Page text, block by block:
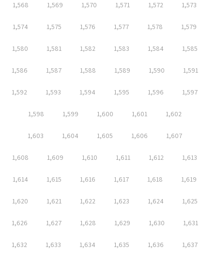
1,568 1,569 1,570 1,571 1,572 1,573
1,574 1,575 1,576 1,577 1,578 1,579
1,580 1,581 1,582 1,583 1,584 1,585
1,586 1,587 1,588 1,589 1,590 1,591
1,592 1,593 1,594 1,595 1,596 1,597
1,598 1,599 1,600 1,601 1,602
1,603 1,604 1,605 1,606 1,607
1,608 1,609 1,610 1,611 1,612 1,613
1,614 1,615 1,616 1,617 1,618 1,619
1,620 1,621 1,622 1,623 1,624 1,625
1,626 1,627 1,628 1,629 1,630 1,631
1,632 1,633 1,634 1,635 1,636 1,637